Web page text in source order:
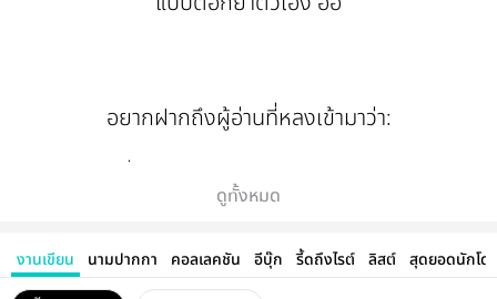
อยากฝากถึงผู้อ่านที่หลงเข้ามาว่า:
เราเป็นคนที่ชอบผุดไอเดีย,ไฟติด+ดับง่ายมาก แล้วมี
งานอดิเรกหลายอย่าง มักจะไฟหมดกับการเขียน
บ่อยๆ เพราะเป็นคนแต่งฟิคค่อนข้างใช้เวลานาน ;v;
แต่ที่ยังไม่หยุดแต่งเพราะชอบเวลาได้อ่านงานเขียน
ดูทั้งหมด
งานเขียน นามปากกา คอลเลคชัน อีบุ๊ก รี้ดถึงไรต์ ลิสต์ สุดยอดนักโด